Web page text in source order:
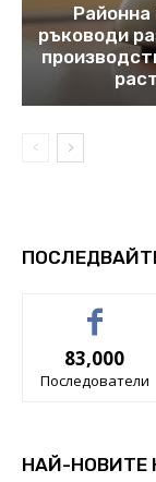
Районна
ръководи
83,000
Последователи
НАЙ-НОВИТЕ